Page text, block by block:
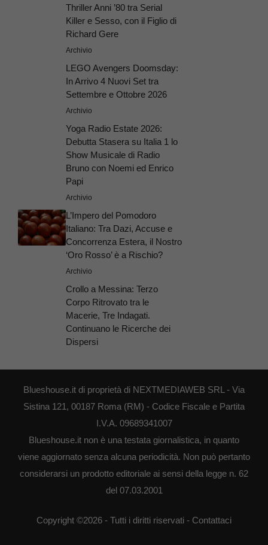
Thriller Anni ’80 tra Serial
Killer e Sesso, con il Figlio di
Richard Gere
Archivio
LEGO Avengers Doomsday:
In Arrivo 4 Nuovi Set tra
Settembre e Ottobre 2026
Archivio
Yoga Radio Estate 2026:
Debutta Stasera su Italia 1 lo
Show Musicale di Radio
Bruno con Noemi ed Enrico
Papi
Archivio
L’Impero del Pomodoro
Italiano: Tra Dazi, Accuse e
Concorrenza Estera, il Nostro
‘Oro Rosso’ è a Rischio?
Archivio
Crollo a Messina: Terzo
Corpo Ritrovato tra le
Macerie, Tre Indagati.
Continuano le Ricerche dei
Dispersi
Blueshouse.it di proprietà di NEXTMEDIAWEB SRL - Via
Sistina 121, 00187 Roma (RM) - Codice Fiscale e Partita
I.V.A. 09689341007
Blueshouse.it non è una testata giornalistica, in quanto
viene aggiornato senza alcuna periodicità. Non può pertanto
considerarsi un prodotto editoriale ai sensi della legge n. 62
del 07.03.2001
Copyright ©2026 - Tutti i diritti riservati - Contattaci